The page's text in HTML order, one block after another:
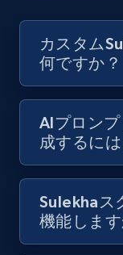
Youtube -
URL, Title,
Video length,
8.1K+
Youtube -
カスタム
何ですか？
AIプロン
成するに
Sulekhaス
機能します